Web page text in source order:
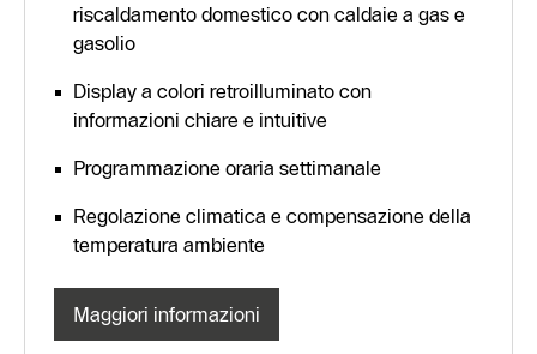
riscaldamento domestico con caldaie a gas e
gasolio
Display a colori retroilluminato con
informazioni chiare e intuitive
Programmazione oraria settimanale
Regolazione climatica e compensazione della
temperatura ambiente
Maggiori informazioni